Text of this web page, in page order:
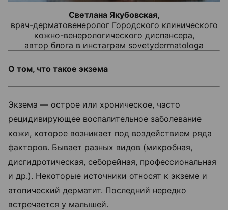
Светлана Якубовская,
врач-дерматовенеролог Городского клинического
кожно-венерологического диспансера,
автор блога в инстаграм sovetydermatologa
О том, что такое экзема
Экзема — острое или хроническое, часто
рецидивирующее воспалительное заболевание
кожи, которое возникает под воздействием ряда
факторов. Бывает разных видов (микробная,
дисгидротическая, себорейная, профессиональная
и др.). Некоторые источники относят к экземе и
атопический дерматит. Последний нередко
встречается у малышей.